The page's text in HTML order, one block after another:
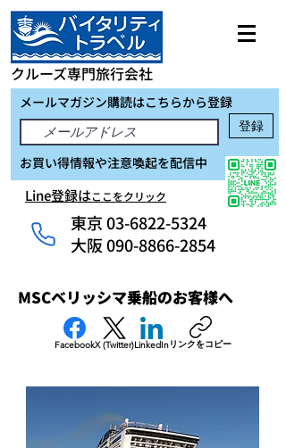
クルーズ専門旅行会社
メールマガジン購読はこちらから登録
登録
お買い得情報や注意喚起を配信中
Line登録はここをクリック
東京03-6822-5324
大阪 090-8866-2854
MSCベリッシマ乗船のお客様へ
FacebookX (Twitter)LinkedInリンクをコピー